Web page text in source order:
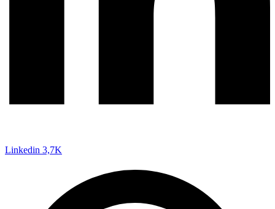
Linkedin 3,7K